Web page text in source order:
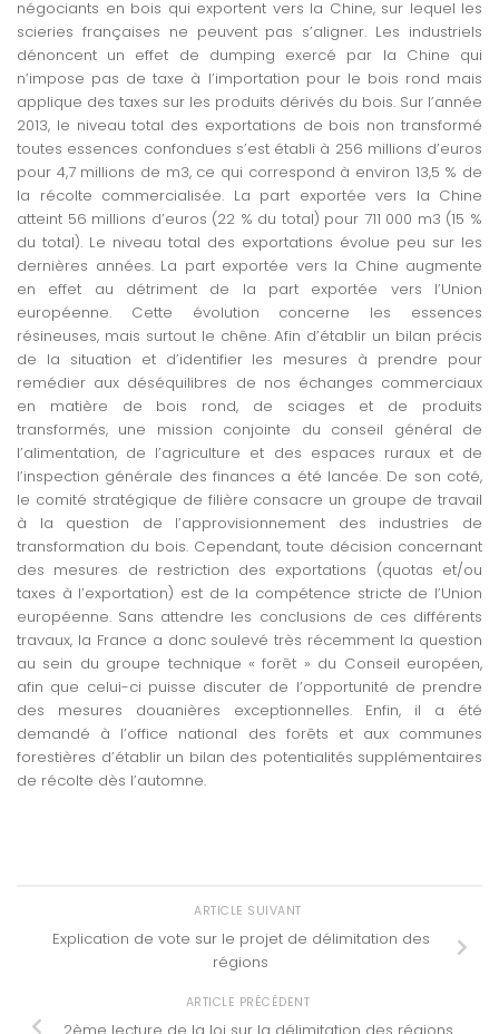
négociants en bois qui exportent vers la Chine, sur lequel les
scieries françaises ne peuvent pas s’aligner. Les industriels
dénoncent un effet de dumping exercé par la Chine qui
n’impose pas de taxe à l’importation pour le bois rond mais
applique des taxes sur les produits dérivés du bois. Sur l’année
2013, le niveau total des exportations de bois non transformé
toutes essences confondues s’est établi à 256 millions d’euros
pour 4,7 millions de m3, ce qui correspond à environ 13,5 % de
la récolte commercialisée. La part exportée vers la Chine
atteint 56 millions d’euros (22 % du total) pour 711 000 m3 (15 %
du total). Le niveau total des exportations évolue peu sur les
dernières années. La part exportée vers la Chine augmente
en effet au détriment de la part exportée vers l’Union
européenne. Cette évolution concerne les essences
résineuses, mais surtout le chêne. Afin d’établir un bilan précis
de la situation et d’identifier les mesures à prendre pour
remédier aux déséquilibres de nos échanges commerciaux
en matière de bois rond, de sciages et de produits
transformés, une mission conjointe du conseil général de
l’alimentation, de l’agriculture et des espaces ruraux et de
l’inspection générale des finances a été lancée. De son coté,
le comité stratégique de filière consacre un groupe de travail
à la question de l’approvisionnement des industries de
transformation du bois. Cependant, toute décision concernant
des mesures de restriction des exportations (quotas et/ou
taxes à l’exportation) est de la compétence stricte de l’Union
européenne. Sans attendre les conclusions de ces différents
travaux, la France a donc soulevé très récemment la question
au sein du groupe technique « forêt » du Conseil européen,
afin que celui-ci puisse discuter de l’opportunité de prendre
des mesures douanières exceptionnelles. Enfin, il a été
demandé à l’office national des forêts et aux communes
forestières d’établir un bilan des potentialités supplémentaires
de récolte dès l’automne.
ARTICLE SUIVANT
Explication de vote sur le projet de délimitation des
régions
ARTICLE PRÉCÉDENT